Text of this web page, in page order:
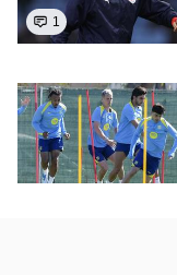
1